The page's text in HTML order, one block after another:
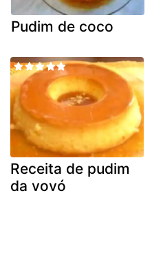
Pudim de coco
Receita de pudim
da vovó